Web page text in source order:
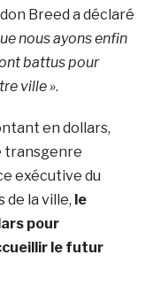
Breed a déclaré
nous ayons enfin
battus pour
ville ».
en dollars,
transgenre
exécutive du
la ville, le
pour
le futur